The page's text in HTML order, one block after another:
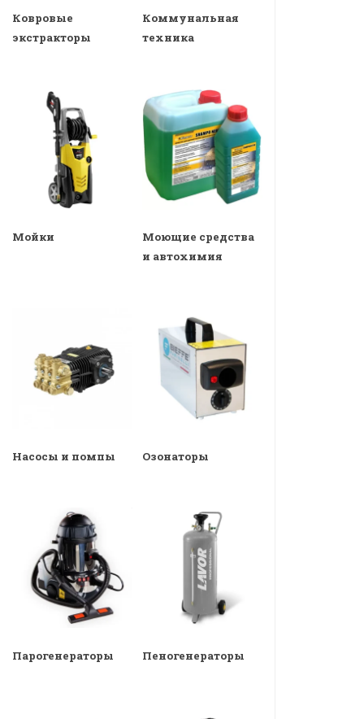
Ковровые
экстракторы
Коммунальная
техника
Мойки
Моющие средства
и автохимия
Насосы и помпы Озонаторы
Парогенераторы Пеногенераторы